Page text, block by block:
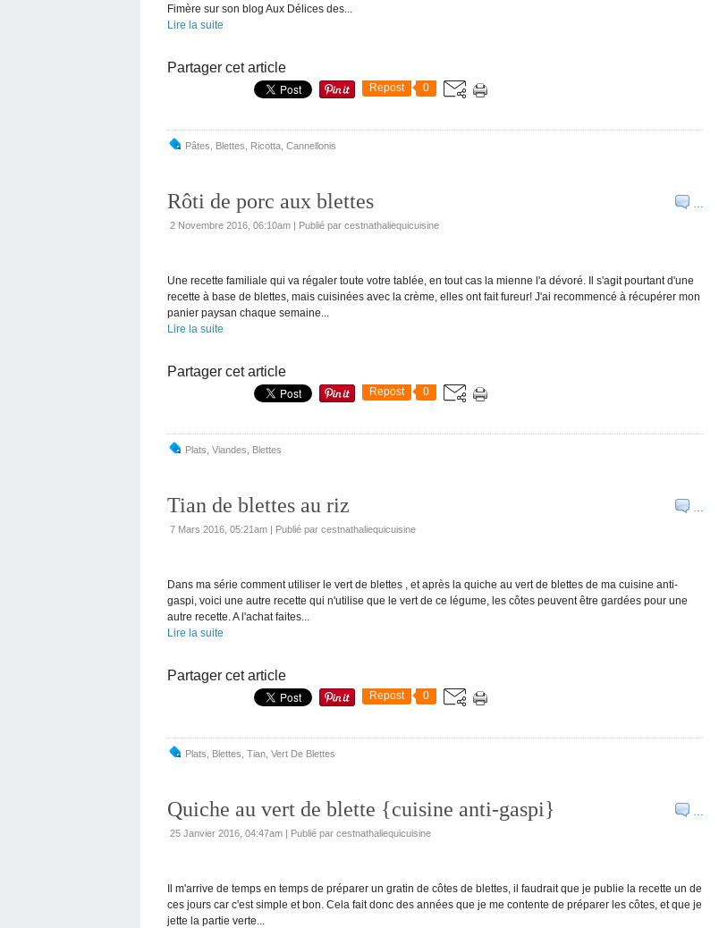
Fimère sur son blog Aux Délices des...
Lire la suite
Partager cet article
Repost 0
Pâtes Blettes Ricotta Cannellonis
…
Rôti de porc aux blettes
2 Novembre 2016, 06:10am | Publié par cestnathaliequicuisine
Une recette familiale qui va régaler toute votre tablée, en tout cas la mienne l'a dévoré. Il s'agit pourtant d'une
recette à base de blettes, mais cuisinées avec la crème, elles ont fait fureur! J'ai recommencé à récupérer mon
panier paysan chaque semaine...
Lire la suite
Partager cet article
Repost 0
Plats Viandes Blettes
…
Tian de blettes au riz
7 Mars 2016, 05:21am | Publié par cestnathaliequicuisine
Dans ma série comment utiliser le vert de blettes , et après la quiche au vert de blettes de ma cuisine anti-
gaspi, voici une autre recette qui n'utilise que le vert de ce légume, les côtes peuvent être gardées pour une
autre recette. A l'achat faites...
Lire la suite
Partager cet article
Repost 0
Plats Blettes Tian Vert De Blettes
…
Quiche au vert de blette {cuisine anti-gaspi}
25 Janvier 2016, 04:47am | Publié par cestnathaliequicuisine
Il m'arrive de temps en temps de préparer un gratin de côtes de blettes, il faudrait que je publie la recette un de
ces jours car c'est simple et bon. Cela fait donc des années que je me contente de préparer les côtes, et que je
jette la partie verte...